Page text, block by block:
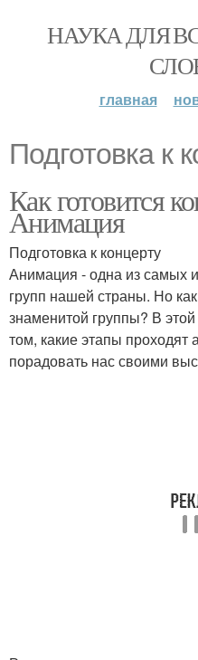
НАУКА ДЛЯ
главная
Подготовка к
Как готовится
Анимация
Подготовка к концерту
Анимация - одна из самых
групп нашей страны. Но
знаменитой группы? В
том, какие этапы проходят
порадовать нас своими